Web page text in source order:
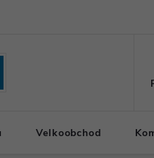
Velkoobchod